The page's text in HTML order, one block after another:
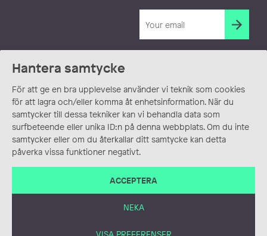
Hantera samtycke
För att ge en bra upplevelse använder vi teknik som cookies
för att lagra och/eller komma åt enhetsinformation. När du
samtycker till dessa tekniker kan vi behandla data som
surfbeteende eller unika ID:n på denna webbplats. Om du inte
samtycker eller om du återkallar ditt samtycke kan detta
påverka vissa funktioner negativt.
ACCEPTERA
NEKA
VISA PREFERENSER